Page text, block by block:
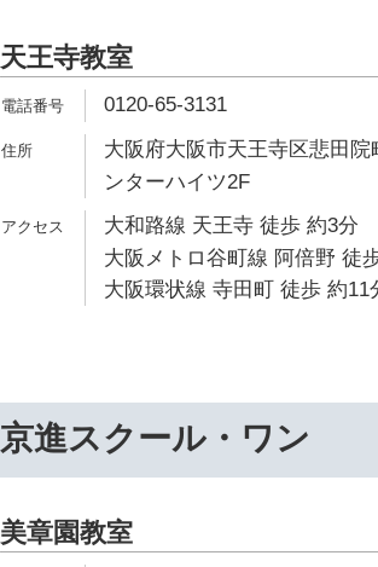
天王寺教室
0120-65-3131
大阪府大阪市天王寺区悲田院
ンターハイツ2F
大和路線 天王寺 徒歩 約3分
大阪メトロ谷町線 阿倍野 徒
大阪環状線 寺田町 徒歩 約11
京進スクール・ワン
美章園教室